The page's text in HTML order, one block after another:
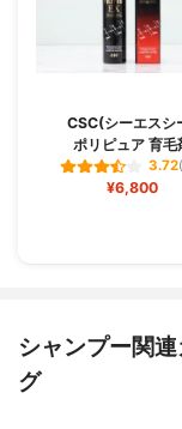
CSC(シーエスシ
ポリピュア 育毛
3.72
¥6,800
シャンプー関
グ